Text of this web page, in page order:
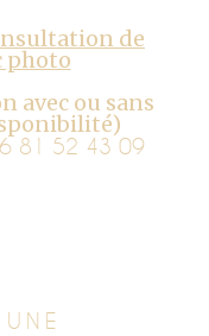
de
photo
avec ou sans
81 52 43 09